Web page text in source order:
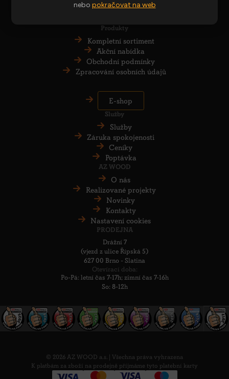
nebo pokračovat na web
+420 545 513 215
Produkty
Kompletní sortiment
Akční nabídka
Obchodní podmínky
Zpracování osobních údajů
E-shop
Služby
Služby
Záruka spokojenosti
Ceníky
Poptávka
AZ WOOD
O nás
Realizované projekty
Novinky
Kontakty
Nastavení cookies
PRODEJNA
Drážní 7
(vjezd z ulice Řípská 5)
627 00 Brno - Slatina
Otevírací doba:
Po-Pá: letní čas 7-17h; zimní čas 7-16h
So: 8-12h
© 2026 AZ WOOD a.s. | Všechna práva vyhrazena
K platbám za zboží na prodejně příjmáme tyto platební karty